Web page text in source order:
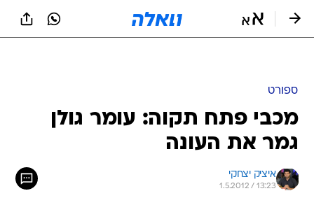
ספורט
מכבי פתח תקוה: עומר גולן
גמר את העונה
איציק יצחקי
1.5.2012 / 13:23